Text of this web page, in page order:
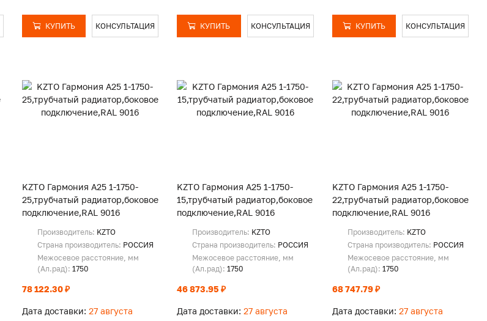
КУПИТЬ КОНСУЛЬТАЦИЯ КУПИТЬ КОНСУЛЬТАЦИЯ КУПИТЬ КОНСУЛЬТАЦИЯ
KZTO Гармония А25 1-1750-
25,трубчатый радиатор,боковое
подключение,RAL 9016
Производитель: KZTO
Страна производитель: РОССИЯ
Межосевое расстояние, мм
(Ал.рад): 1750
78 122.30 ₽
Дата доставки: 27 августа
KZTO Гармония А25 1-1750-
15,трубчатый радиатор,боковое
подключение,RAL 9016
Производитель: KZTO
Страна производитель: РОССИЯ
Межосевое расстояние, мм
(Ал.рад): 1750
46 873.95 ₽
Дата доставки: 27 августа
KZTO Гармония А25 1-1750-
22,трубчатый радиатор,боковое
подключение,RAL 9016
Производитель: KZTO
Страна производитель: РОССИЯ
Межосевое расстояние, мм
(Ал.рад): 1750
68 747.79 ₽
Дата доставки: 27 августа